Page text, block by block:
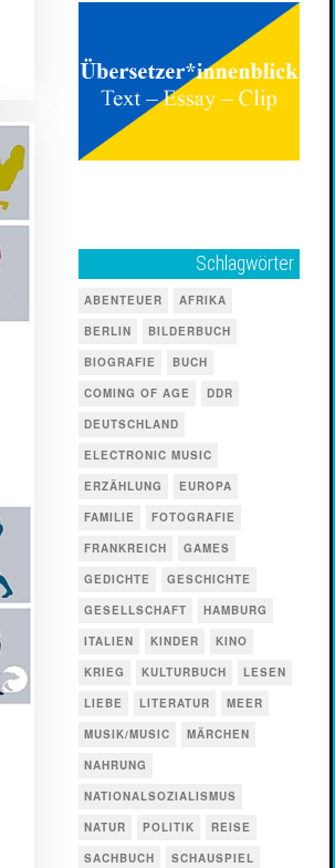
Schlagwörter
ABENTEUER
AFRIKA
BERLIN
BILDERBUCH
BIOGRAFIE
BUCH
COMING OF AGE
DDR
DEUTSCHLAND
ELECTRONIC MUSIC
ERZÄHLUNG
EUROPA
FAMILIE
FOTOGRAFIE
FRANKREICH
GAMES
GEDICHTE
GESCHICHTE
GESELLSCHAFT
HAMBURG
ITALIEN
KINDER
KINO
KRIEG
KULTURBUCH
LESEN
LIEBE
LITERATUR
MEER
MUSIK/MUSIC
MÄRCHEN
NAHRUNG
NATIONALSOZIALISMUS
NATUR
POLITIK
REISE
SACHBUCH
SCHAUSPIEL